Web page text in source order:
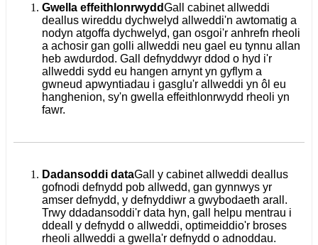
Gwella effeithlonrwyddGall cabinet allweddi
deallus wireddu dychwelyd allweddi'n awtomatig a
nodyn atgoffa dychwelyd, gan osgoi'r anhrefn rheoli
a achosir gan golli allweddi neu gael eu tynnu allan
heb awdurdod. Gall defnyddwyr ddod o hyd i'r
allweddi sydd eu hangen arnynt yn gyflym a
gwneud apwyntiadau i gasglu'r allweddi yn ôl eu
hanghenion, sy'n gwella effeithlonrwydd rheoli yn
fawr.
Dadansoddi dataGall y cabinet allweddi deallus
gofnodi defnydd pob allwedd, gan gynnwys yr
amser defnydd, y defnyddiwr a gwybodaeth arall.
Trwy ddadansoddi'r data hyn, gall helpu mentrau i
ddeall y defnydd o allweddi, optimeiddio'r broses
rheoli allweddi a gwella'r defnydd o adnoddau.